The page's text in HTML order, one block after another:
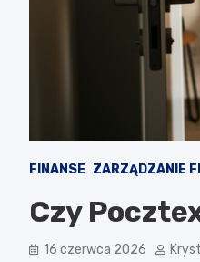
FINANSE ZARZĄDZANIE
Czy
16 czerwca 2026